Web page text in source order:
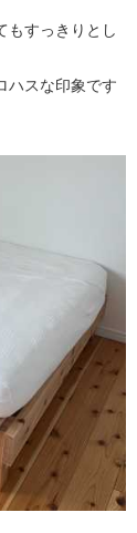
もすっきりとし
ハスな印象です